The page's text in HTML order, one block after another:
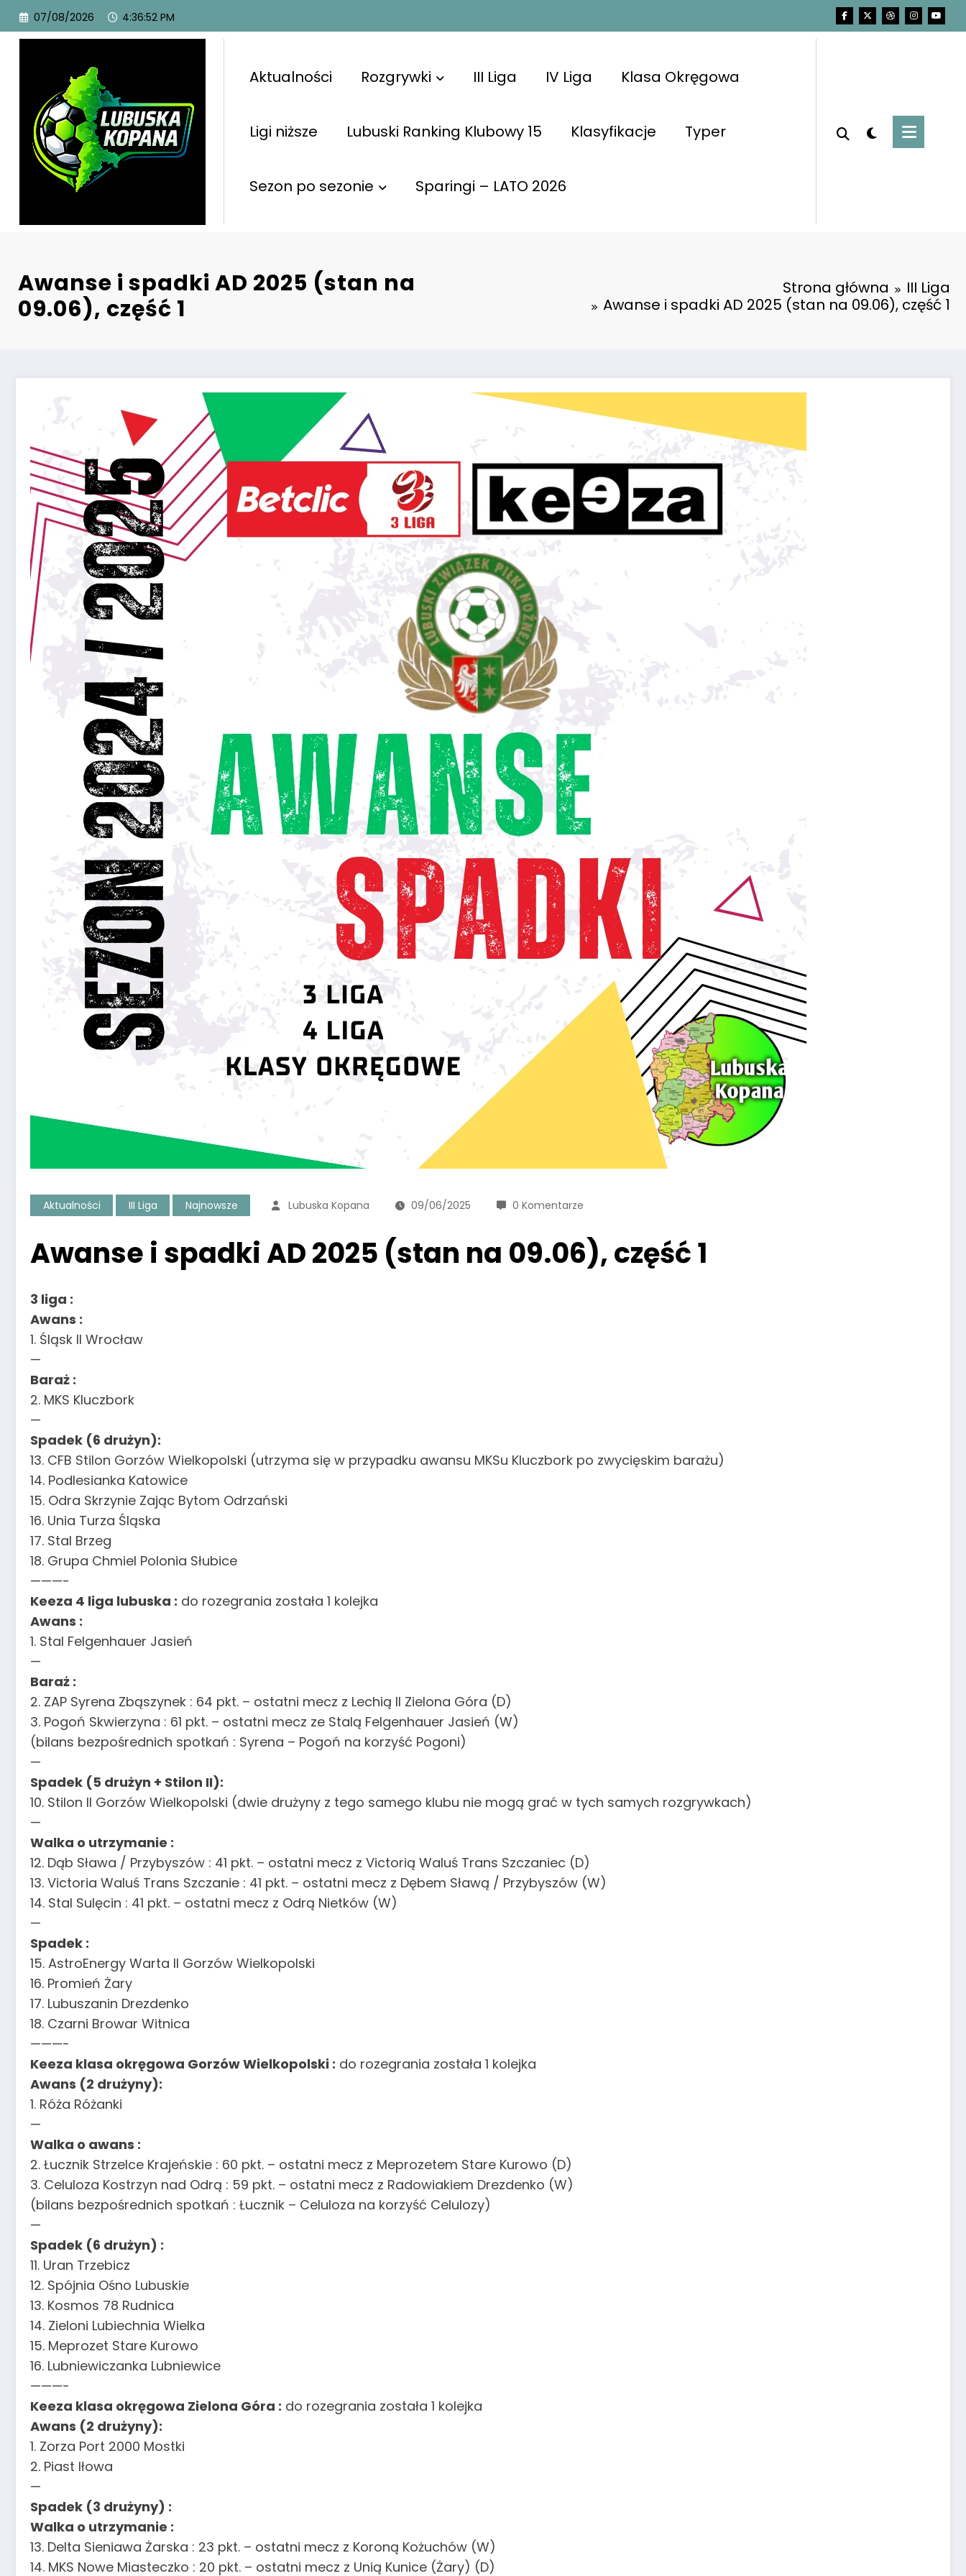
07/08/2026 4:36:53 PM
Aktualności Rozgrywki III Liga IV Liga Klasa Okręgowa
Ligi niższe Lubuski Ranking Klubowy 15 Klasyfikacje Typer
Sezon po sezonie Sparingi – LATO 2026
Awanse i spadki AD 2025 (stan na
09.06), część 1
Strona główna
III Liga
Awanse i spadki AD 2025 (stan na 09.06), część 1
Aktualności III Liga Najnowsze Lubuska Kopana 09/06/2025 0 Komentarze
Awanse i spadki AD 2025 (stan na 09.06), część 1
3 liga :
Awans :
1. Śląsk II Wrocław
—
Baraż :
2. MKS Kluczbork
—
Spadek (6 drużyn):
13. CFB Stilon Gorzów Wielkopolski (utrzyma się w przypadku awansu MKSu Kluczbork po zwycięskim barażu)
14. Podlesianka Katowice
15. Odra Skrzynie Zając Bytom Odrzański
16. Unia Turza Śląska
17. Stal Brzeg
18. Grupa Chmiel Polonia Słubice
———-
Keeza 4 liga lubuska : do rozegrania została 1 kolejka
Awans :
1. Stal Felgenhauer Jasień
—
Baraż :
2. ZAP Syrena Zbąszynek : 64 pkt. – ostatni mecz z Lechią II Zielona Góra (D)
3. Pogoń Skwierzyna : 61 pkt. – ostatni mecz ze Stalą Felgenhauer Jasień (W)
(bilans bezpośrednich spotkań : Syrena – Pogoń na korzyść Pogoni)
—
Spadek (5 drużyn + Stilon II):
10. Stilon II Gorzów Wielkopolski (dwie drużyny z tego samego klubu nie mogą grać w tych samych rozgrywkach)
—
Walka o utrzymanie :
12. Dąb Sława / Przybyszów : 41 pkt. – ostatni mecz z Victorią Waluś Trans Szczaniec (D)
13. Victoria Waluś Trans Szczanie : 41 pkt. – ostatni mecz z Dębem Sławą / Przybyszów (W)
14. Stal Sulęcin : 41 pkt. – ostatni mecz z Odrą Nietków (W)
—
Spadek :
15. AstroEnergy Warta II Gorzów Wielkopolski
16. Promień Żary
17. Lubuszanin Drezdenko
18. Czarni Browar Witnica
———-
Keeza klasa okręgowa Gorzów Wielkopolski : do rozegrania została 1 kolejka
Awans (2 drużyny):
1. Róża Różanki
—
Walka o awans :
2. Łucznik Strzelce Krajeńskie : 60 pkt. – ostatni mecz z Meprozetem Stare Kurowo (D)
3. Celuloza Kostrzyn nad Odrą : 59 pkt. – ostatni mecz z Radowiakiem Drezdenko (W)
(bilans bezpośrednich spotkań : Łucznik – Celuloza na korzyść Celulozy)
—
Spadek (6 drużyn) :
11. Uran Trzebicz
12. Spójnia Ośno Lubuskie
13. Kosmos 78 Rudnica
14. Zieloni Lubiechnia Wielka
15. Meprozet Stare Kurowo
16. Lubniewiczanka Lubniewice
———-
Keeza klasa okręgowa Zielona Góra : do rozegrania została 1 kolejka
Awans (2 drużyny):
1. Zorza Port 2000 Mostki
2. Piast Iłowa
—
Spadek (3 drużyny) :
Walka o utrzymanie :
13. Delta Sieniawa Żarska : 23 pkt. – ostatni mecz z Koroną Kożuchów (W)
14. MKS Nowe Miasteczko : 20 pkt. – ostatni mecz z Unią Kunice (Żary) (D)